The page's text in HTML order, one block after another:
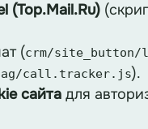
(Top.Mail.Ru)
(crm/site_button/
call.tracker.js).
сайта для